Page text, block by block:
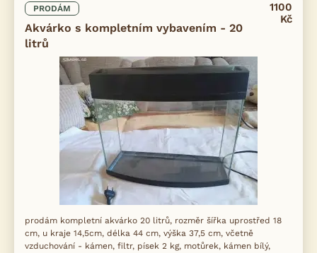
PRODÁM
Akvárko s kompletním vybavením - 20
litrů
1100
Kč
prodám kompletní akvárko 20 litrů, rozměr šířka uprostřed 18
cm, u kraje 14,5cm, délka 44 cm, výška 37,5 cm, včetně
vzduchování - kámen, filtr, písek 2 kg, motůrek, kámen bílý,